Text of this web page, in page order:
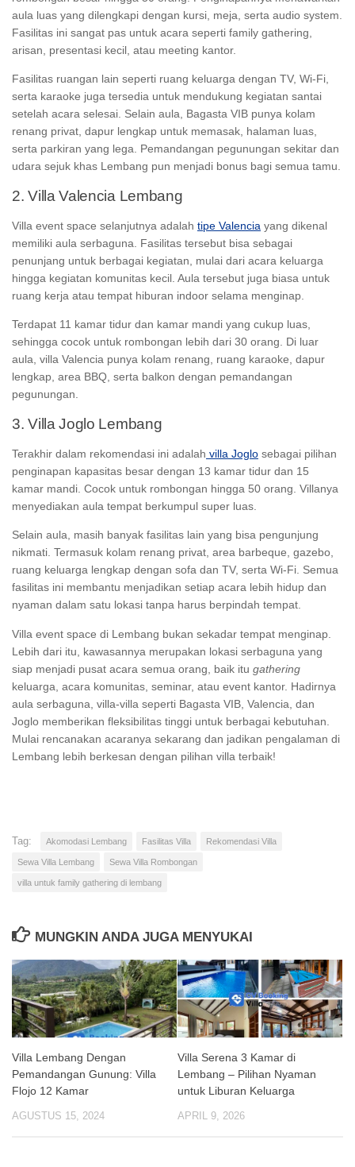
aula luas yang dilengkapi dengan kursi, meja, serta audio system
Fasilitas ini sangat pas untuk acara seperti family gathering
arisan, presentasi kecil, atau meeting kantor.
Fasilitas ruangan lain seperti ruang keluarga dengan TV, Wi-Fi,
serta karaoke juga tersedia untuk mendukung kegiatan santai
setelah acara selesai. Selain aula, Bagasta VIB punya kolam
renang privat, dapur lengkap untuk memasak, halaman luas,
serta parkiran yang lega. Pemandangan pegunungan sekitar dan
udara sejuk khas Lembang pun menjadi bonus bagi semua tamu.
2. Villa Valencia Lembang
Villa event space selanjutnya adalah tipe Valencia yang dikenal
memiliki aula serbaguna. Fasilitas tersebut bisa sebagai
penunjang untuk berbagai kegiatan, mulai dari acara keluarga
hingga kegiatan komunitas kecil. Aula tersebut juga biasa untuk
ruang kerja atau tempat hiburan indoor selama menginap.
Terdapat 11 kamar tidur dan kamar mandi yang cukup luas,
sehingga cocok untuk rombongan lebih dari 30 orang. Di luar
aula, villa Valencia punya kolam renang, ruang karaoke, dapur
lengkap, area BBQ, serta balkon dengan pemandangan
pegunungan.
3. Villa Joglo Lembang
Terakhir dalam rekomendasi ini adalah villa Joglo sebagai pilihan
penginapan kapasitas besar dengan 13 kamar tidur dan 15
kamar mandi. Cocok untuk rombongan hingga 50 orang. Villanya
menyediakan aula tempat berkumpul super luas.
Selain aula, masih banyak fasilitas lain yang bisa pengunjung
nikmati. Termasuk kolam renang privat, area barbeque, gazebo,
ruang keluarga lengkap dengan sofa dan TV, serta Wi-Fi. Semua
fasilitas ini membantu menjadikan setiap acara lebih hidup dan
nyaman dalam satu lokasi tanpa harus berpindah tempat.
Villa event space di Lembang bukan sekadar tempat menginap.
Lebih dari itu, kawasannya merupakan lokasi serbaguna yang
siap menjadi pusat acara semua orang, baik itu gathering
keluarga, acara komunitas, seminar, atau event kantor. Hadirnya
aula serbaguna, villa-villa seperti Bagasta VIB, Valencia, dan
Joglo memberikan fleksibilitas tinggi untuk berbagai kebutuhan.
Mulai rencanakan acaranya sekarang dan jadikan pengalaman di
Lembang lebih berkesan dengan pilihan villa terbaik!
Tag: Akomodasi Lembang Fasilitas Villa Rekomendasi Villa
Sewa Villa Lembang Sewa Villa Rombongan
villa untuk family gathering di lembang
MUNGKIN ANDA JUGA MENYUKAI
Villa Lembang Dengan
Pemandangan Gunung: Villa
Flojo 12 Kamar
AGUSTUS 15, 2024
Villa Serena 3 Kamar di
Lembang – Pilihan Nyaman
untuk Liburan Keluarga
APRIL 9, 2026